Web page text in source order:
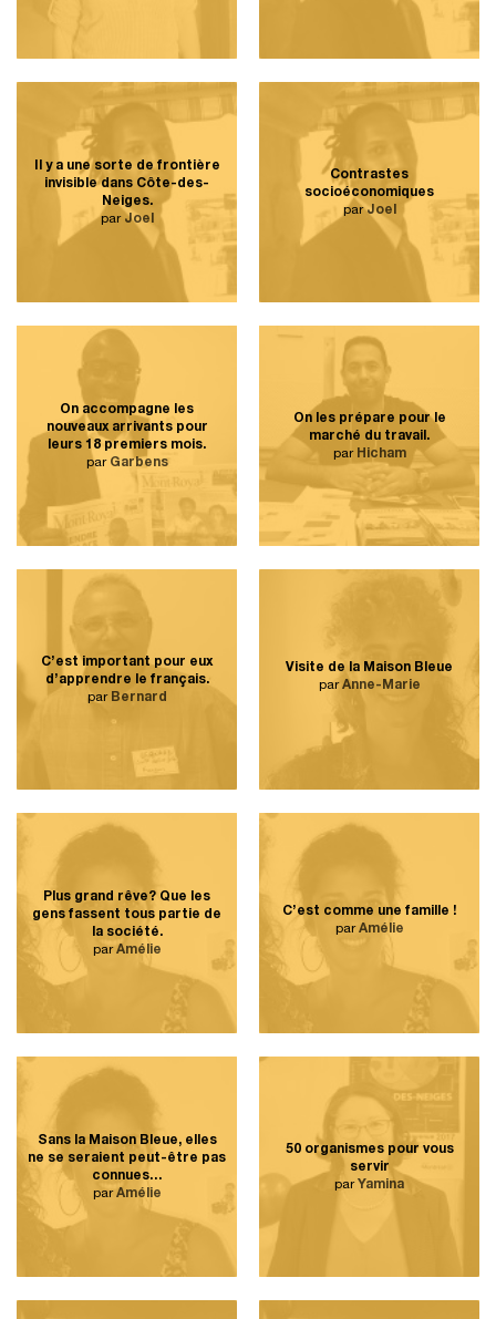
Il y a une sorte de frontière
invisible dans Côte-des-
Neiges.
par Joel
Contrastes
socioéconomiques
parJoel
On accompagne les
nouveaux arrivants pour
leurs 18 premiers mois.
par Garbens
On les prépare pour le
marché du travail.
par Hicham
C’est important pour eux
d’apprendre le français.
par Bernard
Visite de la Maison Bleue
parAnne-Marie
Plus grand rêve? Que les
gens fassent tous partie de
la société.
parAmélie
C’est comme une famille !
parAmélie
Sans la Maison Bleue, elles
ne se seraient peut-être pas
connues…
parAmélie
50 organismes pour vous
servir
parYamina